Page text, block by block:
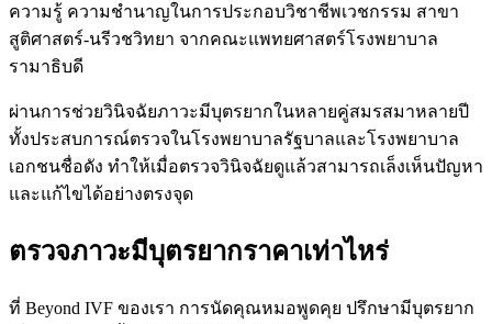
ความรู้ ความชำนาญในการประกอบวิชาชีพเวชกรรม สาขา
สูติศาสตร์-นรีวชวิทยา จากคณะแพทยศาสตร์โรงพยาบาล
รามาธิบดี
ผ่านการช่วยวินิจฉัยภาวะมีบุตรยากในหลายคู่สมรสมาหลายปี
ทั้งประสบการณ์ตรวจในโรงพยาบาลรัฐบาลและโรงพยาบาล
เอกชนชื่อดัง ทำให้เมื่อตรวจวินิจฉัยดูแล้วสามารถเล็งเห็นปัญหา
และแก้ไขได้อย่างตรงจุด
ตรวจภาวะมีบุตรยากราคาเท่าไหร่
ที่ Beyond IVF ของเรา การนัดคุณหมอพูดคุย ปรึกษามีบุตรยาก